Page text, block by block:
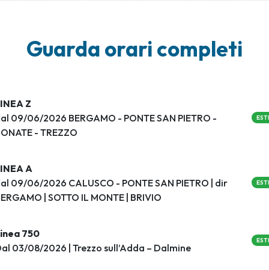
Guarda orari completi
Z
09/06/2026 BERGAMO - PONTE SAN PIETRO -
- TREZZO
A
09/06/2026 CALUSCO - PONTE SAN PIETRO | dir
| SOTTO IL MONTE | BRIVIO
750
03/08/2026 | Trezzo sull’Adda – Dalmine